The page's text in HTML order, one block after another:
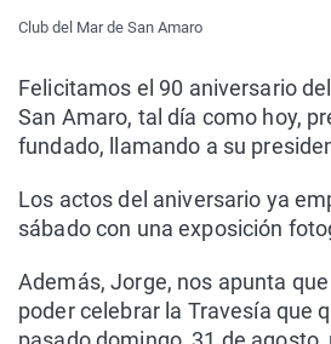
Club del Mar de San Amaro
Felicitamos el 90 aniversario
San Amaro, tal día como hoy,
fundado, llamando a su
Los actos del aniversario ya
sábado con una exposición
Además, Jorge, nos apunta
poder celebrar la Travesía que